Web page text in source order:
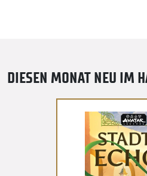
DIESEN MONAT NEU IM